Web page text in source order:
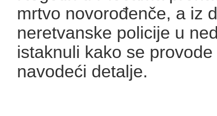
mrtvo novorođenče, a iz
neretvanske policije u
istaknuli kako se
navodeći detalje.